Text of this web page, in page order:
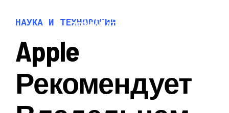
ИНТЕРЕСНОЕ И
ПОЗНАВАТЕЛЬНОЕ
НАУКА И ТЕХНОЛОГИИ
Apple
Рекомендует